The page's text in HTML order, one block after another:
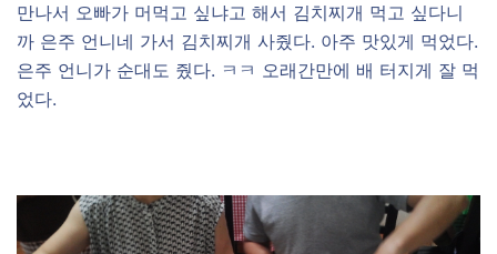
만나서 오빠가 머먹고 싶냐고 해서 김치찌개 먹고 싶다니
까 은주 언니네 가서 김치찌개 사줬다. 아주 맛있게 먹었다.
은주 언니가 순대도 줬다. ㅋㅋ 오래간만에 배 터지게 잘 먹
었다.